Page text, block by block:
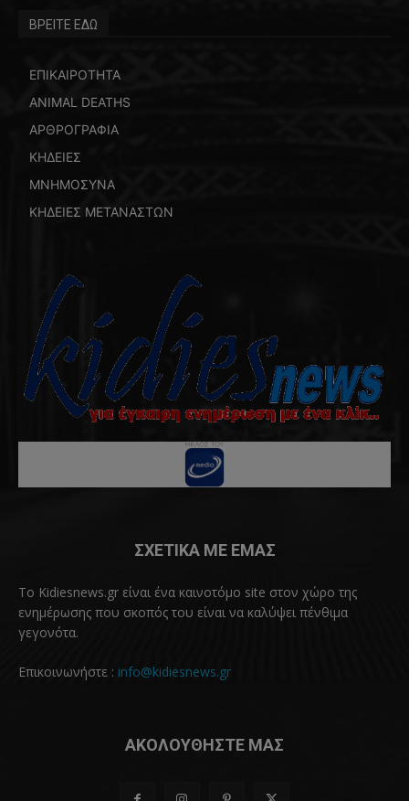
ΒΡΕΙΤΕ ΕΔΩ
ΕΠΙΚΑΙΡΟΤΗΤΑ
ANIMAL DEATHS
ΑΡΘΡΟΓΡΑΦΙΑ
ΚΗΔΕΙΕΣ
ΜΝΗΜΟΣΥΝΑ
ΚΗΔΕΙΕΣ ΜΕΤΑΝΑΣΤΩΝ
ΣΧΕΤΙΚΑ ΜΕ ΕΜΑΣ
Το Kidiesnews.gr είναι ένα καινοτόμο site στον χώρο της
ενημέρωσης που σκοπός του είναι να καλύψει πένθιμα
γεγονότα.
Επικοινωνήστε : info@kidiesnews.gr
ΑΚΟΛΟΥΘΗΣΤΕ ΜΑΣ